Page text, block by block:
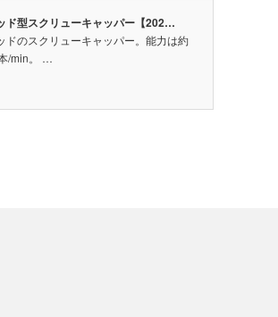
ド型スクリューキャッパー【202…
ドのスクリューキャッパー。能力は約
/min。 …